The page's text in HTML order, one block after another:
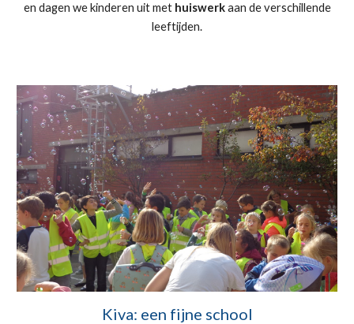
en dagen we kinderen uit met huiswerkaan de verschillende
leeftijden.
Kiva: een fijne school